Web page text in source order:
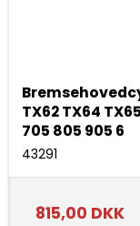
TX62 TX64
705 805 905 6
43291
815,00 DKK